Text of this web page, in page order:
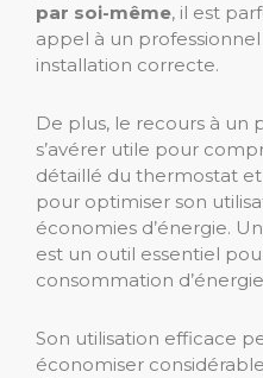
par soi-même, il est
appel à un
installation correcte.
De plus, le recours à un
s’avérer utile pour
détaillé du thermostat
pour optimiser son
économies d’énergie.
est un outil essentiel
consommation
Son utilisation efficace
économiser